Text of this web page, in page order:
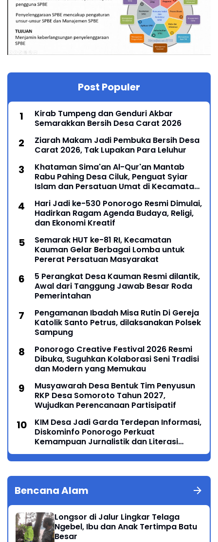
Post Populer
Kirab Tumpeng dan Genduri Akbar
Semarakkan Bersih Desa Carat 2026
Ziarah Makam Jadi Pembuka Bersih Desa
Carat 2026, Tak Lupakan Para Leluhur
Khataman Sima'an Al-Qur'an Mantab
Rabu Pahing Desa Ciluk, Penguat Syiar
Islam dan Persatuan Umat di Kecamatan
Hari Jadi ke-530 Ponorogo Resmi Dimulai,
Hadirkan Ragam Agenda Budaya, Religi,
dan Ekonomi Kreatif
Semarak HUT ke-81 RI, Kecamatan
Kauman Gelar Berbagai Lomba untuk
Pererat Persatuan Masyarakat
5 Perangkat Desa Kauman Resmi dilantik,
Awal dari Tanggung Jawab Besar Roda
Pemerintahan
Pengamanan Ibadah Misa Rutin Di Gereja
Katolik Santo Petrus, dilaksanakan Polsek
Sampung
Ponorogo Creative Festival 2026 Resmi
Dibuka, Suguhkan Kolaborasi Seni Tradisi
dan Modern yang Memukau
Musyawarah Desa Bentuk Tim Penyusun
RKP Desa Somoroto Tahun 2027,
Wujudkan Perencanaan Partisipatif
KIM Desa Jadi Garda Terdepan Informasi,
Diskominfo Ponorogo Perkuat
Kemampuan Jurnalistik dan Literasi
Digital
Bencana Alam
Longsor di Jalur Lingkar Telaga
Ngebel, Ibu dan Anak Tertimpa Batu
Besar